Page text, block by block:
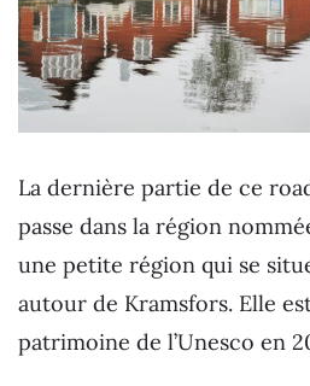
La dernière partie de ce
passe dans la région
une petite région qui se
autour de Kramsfors. Elle
patrimoine de l’Unesco en